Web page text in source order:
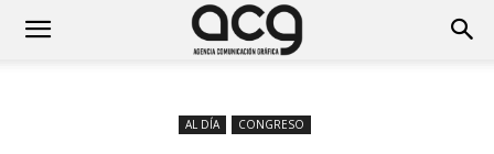
AL DÍA CONGRESO